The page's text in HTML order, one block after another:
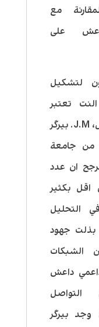
مع
على
لتشكيل
تعتبر
خطوة متقدمة في هذا المجال، J.M. بيرگر
من جامعة
ان عدد
اقل بكثير
التحليل
بذلت جهود
الشبكات
داعش
وجد بيرگر